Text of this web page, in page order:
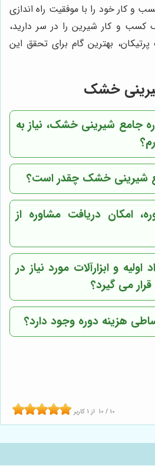
و کار خود را با موفقیت راه اندازی
کسب و کار شیرین را در سر دارید،
بهترین گام برای تحقق این
خشک
جامع شیرینی خشک، نیاز به
شیرینی خشک چقدر است؟
امکان دریافت مشاوره از
و ابزارآلات مورد نیاز در
می گیرد؟
هزینه دوره وجود دارد؟
10 / 10 از 1 کاربر